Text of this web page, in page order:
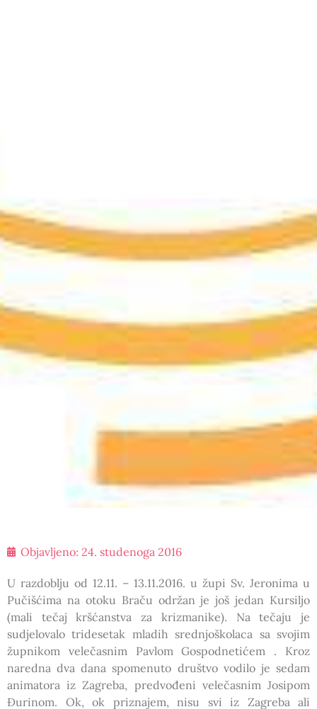
Objavljeno: 24. studenoga 2016
U razdoblju od 12.11. – 13.11.2016. u župi Sv. Jeronima u
Pučišćima na otoku Braču održan je još jedan Kursiljo
(mali tečaj kršćanstva za krizmanike). Na tečaju je
sudjelovalo tridesetak mladih srednjoškolaca sa svojim
župnikom velečasnim Pavlom Gospodnetićem . Kroz
naredna dva dana spomenuto društvo vodilo je sedam
animatora iz Zagreba, predvođeni velečasnim Josipom
Đurinom. Ok, ok priznajem, nisu svi iz Zagreba ali